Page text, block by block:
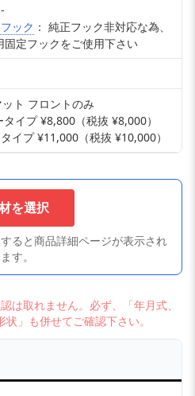
ック ： 純正フック非対応な為、
固定フックをご使用下さい
ト フロントのみ
イプ ¥8,800（税抜 ¥8,000）
イプ ¥11,000（税抜 ¥10,000）
を選択
ると商品詳細ページが表示され
ます。
は取れません。必ず、「年月式、
」も併せてご確認下さい。